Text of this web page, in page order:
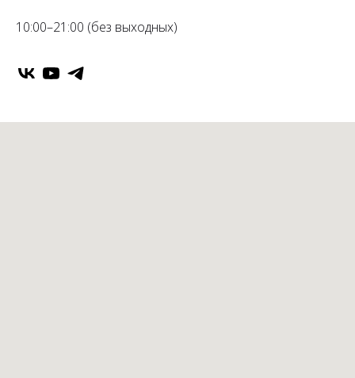
10:00–21:00 (без выходных)